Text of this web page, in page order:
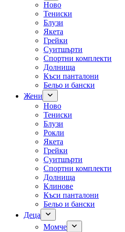
Ново
Тениски
Блузи
Якета
Грейки
Суитшърти
Спортни комплекти
Долнища
Къси панталони
Бельо и бански
Жени
Ново
Тениски
Блузи
Рокли
Якета
Грейки
Суитшърти
Спортни комплекти
Долнища
Клинове
Къси панталони
Бельо и бански
Деца
Момче